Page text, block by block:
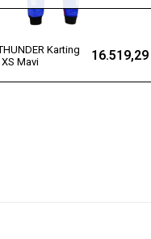
Karting
XS Mavi
16.519,29